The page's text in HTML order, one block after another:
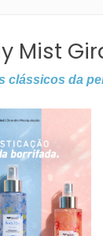
Mist
clássicos da